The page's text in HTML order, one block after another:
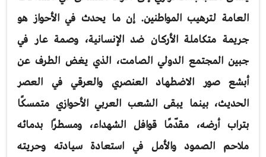
العامة لترهيب المواطنين. إن ما يحدث في الأحواز هو
جريمة متكاملة الأركان ضد الإنسانية، وصمة عار في
جبين المجتمع الدولي الصامت، الذي يغض الطرف عن
أبشع صور الاضطهاد العنصري والعرقي في العصر
الحديث، بينما يبقى الشعب العربي الأحوازي متمسكًا
بتراب أرضه، مقدّمًا قوافل الشهداء، ومسطرًا بدمائه
ملاحم الصمود والأمل في استعادة سيادته وحريته